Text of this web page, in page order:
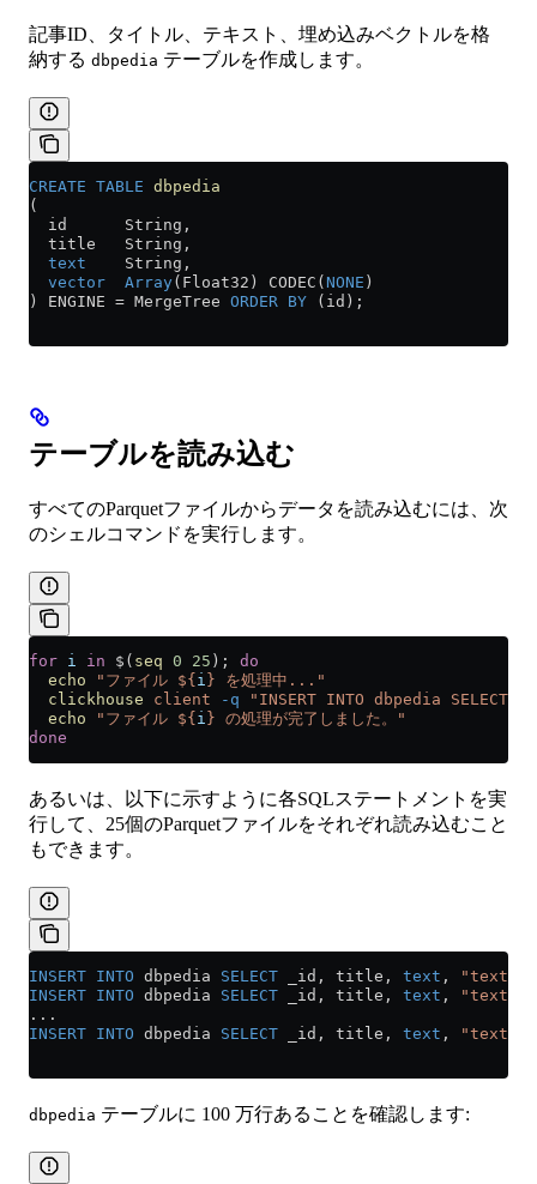
記事ID、タイトル、テキスト、埋め込みベクトルを格
納する dbpedia テーブルを作成します。
CREATE TABLE dbpedia
(
  id      String,
  title   String,
  text
    String,
  vector
  Array
(Float32) CODEC(NONE )
) ENGINE = MergeTree ORDER BY (id);
テーブルを読み込む
すべてのParquetファイルからデータを読み込むには、次
のシェルコマンドを実行します。
for i in $( seq 0 25 ); do
  echo
"ファイル ${i } を処理中..."
  clickhouse
client -q "INSERT INTO dbpedia
  echo
"ファイル ${i } の処理が完了しました。"
done
あるいは、以下に示すように各SQLステートメントを実
行して、25個のParquetファイルをそれぞれ読み込むこと
もできます。
INSERT INTO dbpedia SELECT _id, title, text ,
"text-
INSERT INTO dbpedia SELECT _id, title, text ,
"text-
...
INSERT INTO dbpedia SELECT _id, title, text , "text-
dbpedia テーブルに 100 万行あることを確認します: